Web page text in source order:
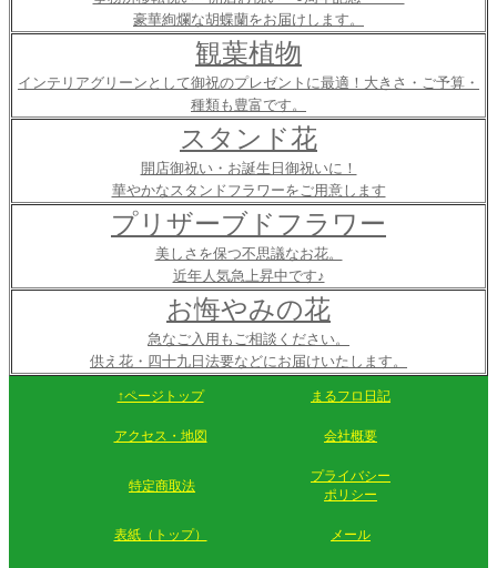
豪華絢爛な胡蝶蘭をお届けします。
観葉植物
インテリアグリーンとして御祝のプレゼントに最適！大きさ・ご予算・
種類も豊富です。
スタンド花
開店御祝い・お誕生日御祝いに！
華やかなスタンドフラワーをご用意します
プリザーブドフラワー
美しさを保つ不思議なお花。
近年人気急上昇中です♪
お悔やみの花
急なご入用もご相談ください。
供え花・四十九日法要などにお届けいたします。
↑ページトップ まるフロ日記
アクセス・地図 会社概要
特定商取法
プライバシー
ポリシー
表紙（トップ） メール